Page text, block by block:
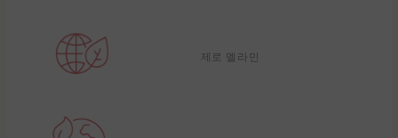
제로 멜라민